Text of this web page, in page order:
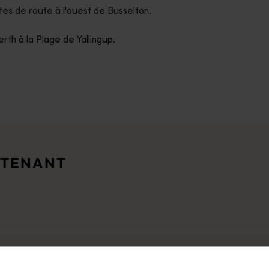
de route à l'ouest de Busselton.
à la Plage de Yallingup.
et d'experts.</p>
spectaculaire qui